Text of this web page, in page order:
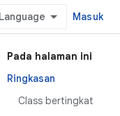
Masuk
Pada halaman ini
Ringkasan
Class bertingkat